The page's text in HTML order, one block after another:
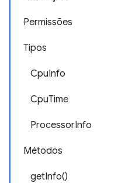
Permissões
Tipos
CpuInfo
CpuTime
ProcessorInfo
Métodos
getInfo()